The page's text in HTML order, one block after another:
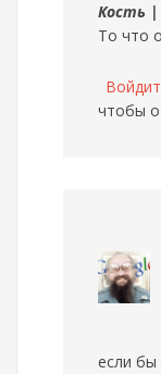
Кость |
То что
чтобы
если